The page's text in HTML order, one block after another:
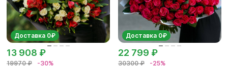
Доставка 0₽
19970 ₽ -30%
13 908 ₽
Доставка 0₽
30300 ₽ -25%
22 799 ₽